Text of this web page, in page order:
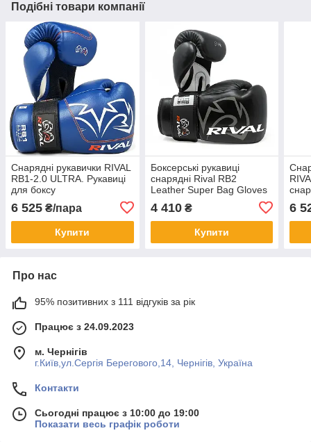
Подібні товари компанії
Снарядні рукавички RIVAL
RB1-2.0 ULTRA. Рукавиці
для боксу
6 525 ₴/пара
Купити
Боксерські рукавиці
снарядні Rival RB2
Leather Super Bag Gloves
4 410₴
Купити
6
Про нас
95% позитивних з 111 відгуків за рік
Працює з 24.09.2023
м. Чернігів
г.Київ,ул.Сергiя Берегового,14, Чернігів, Україна
Контакти
Сьогодні працює з 10:00 до 19:00
Показати весь графік роботи